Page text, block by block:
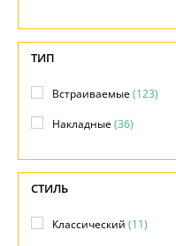
Гарантия
Возврат
Отзывы
Установка
Дизайнерам
Бренды
Контакты
ТИП
Встраиваемые(123)
Накладные(36)
СТИЛЬ
Классический (11)